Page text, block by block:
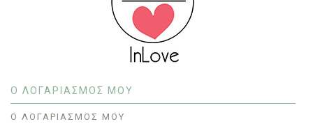
Ο ΛΟΓΑΡΙΑΣΜΟΣ ΜΟΥ
O ΛΟΓΑΡΙΑΣΜΌΣ ΜΟΥ